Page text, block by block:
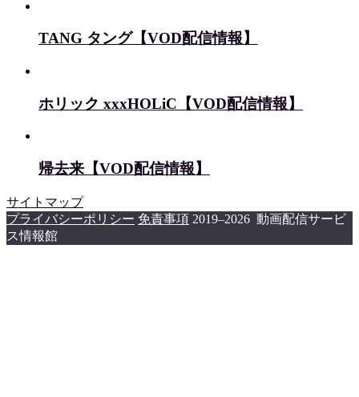
TANG タング【VOD配信情報】
ホリック xxxHOLiC【VOD配信情報】
帰去来【VOD配信情報】
サイトマップ
プライバシーポリシー 免責事項 2019–2026 動画配信サービ
ス情報館